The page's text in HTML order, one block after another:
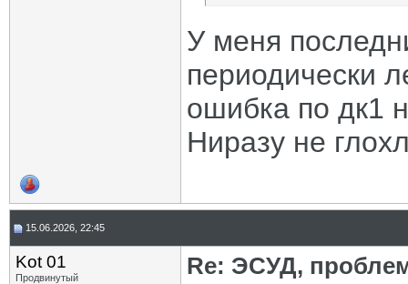
У меня
периодически
ошибка по дк1
Ниразу не
15.06.2026, 22:45
Kot 01
Продвинутый Re: ЭСУД,